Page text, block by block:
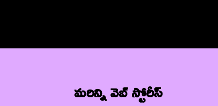
మరిన్ని వెబ్ స్టోరీస్‌